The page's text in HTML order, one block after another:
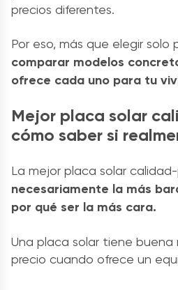
precios diferentes.
Por eso, más que elegir solo
comparar modelos
ofrece cada uno para tu
Mejor placa solar
cómo saber si
La mejor placa solar
necesariamente la más
por qué ser la más cara.
Una placa solar tiene buena
precio cuando ofrece un